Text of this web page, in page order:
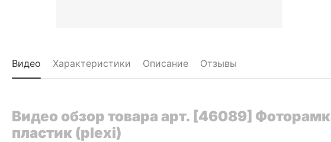
Видео Характеристики Описание Отзывы
Видео обзор товара арт. [46089]
пластик (plexi)